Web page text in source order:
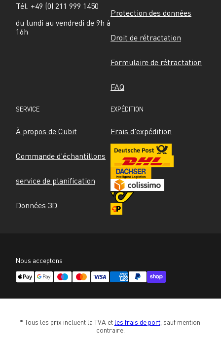
Tél. +49 (0) 211 999 1450
du lundi au vendredi de 9h à
16h
Protection des données
Droit de rétractation
Formulaire de rétractation
FAQ
SERVICE
À propos de Cubit
Commande d'échantillons
service de planification
Données 3D
EXPÉDITION
Frais d'expédition
Nous acceptons
* Tous les prix incluent la TVA et les frais de port, sauf mention
contraire.